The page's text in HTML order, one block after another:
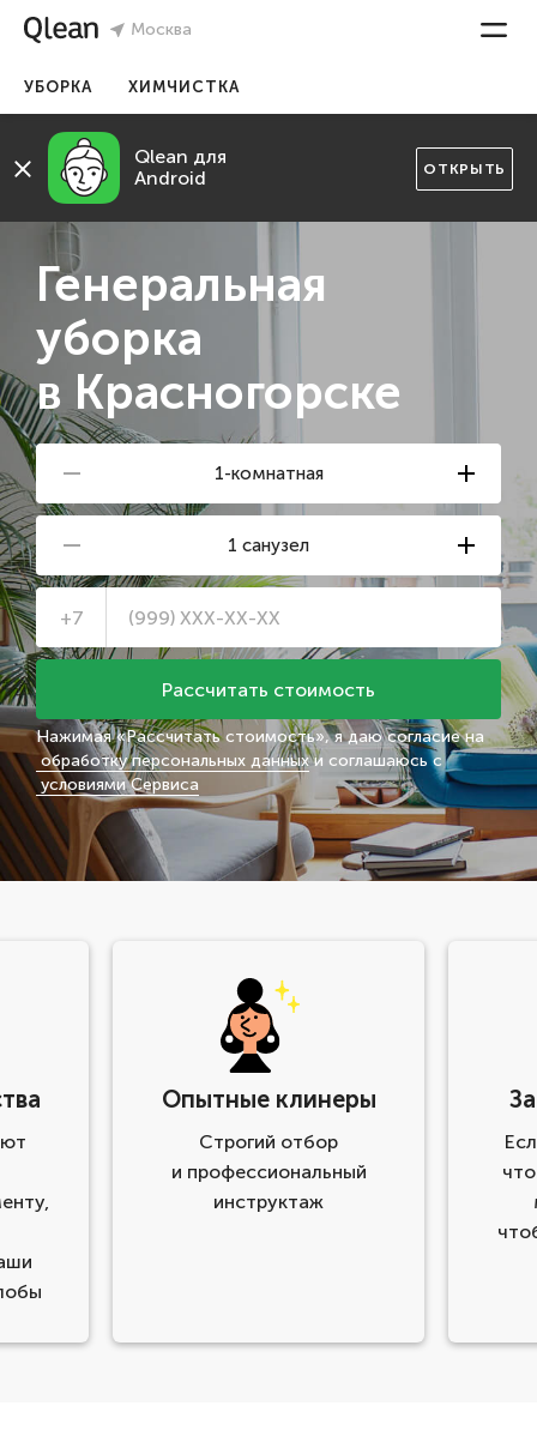
Москва
УБОРКА ХИМЧИСТКА
Qlean для
Android
ОТКРЫТЬ
Генеральная
уборка
в Красногорске
1-комнатная
1 санузел
+7
Нажимая «Рассчитать стоимость», я даю согласие на
обработку персональных данных и соглашаюсь с
условиями Сервиса
Опытные клинеры
Строгий отбор
и профессиональный
инструктаж